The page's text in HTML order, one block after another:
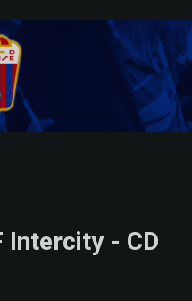
Intercity - CD